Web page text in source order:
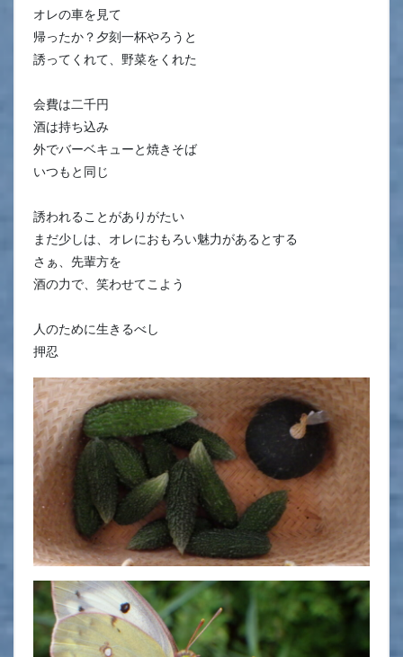
オレの車を見て
帰ったか？夕刻一杯やろうと
誘ってくれて、野菜をくれた
会費は二千円
酒は持ち込み
外でバーベキューと焼きそば
いつもと同じ
誘われることがありがたい
まだ少しは、オレにおもろい魅力があるとする
さぁ、先輩方を
酒の力で、笑わせてこよう
人のために生きるべし
押忍